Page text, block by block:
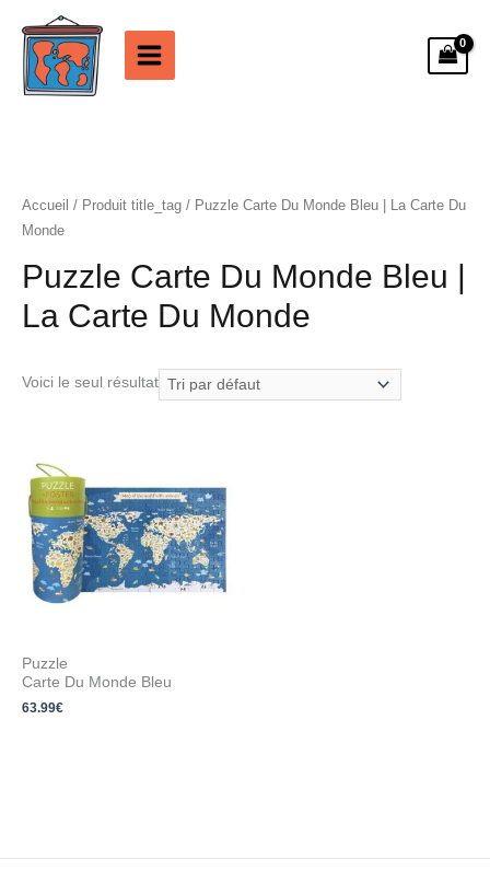
contenu
Accueil / Produit title_tag / Puzzle Carte Du Monde Bleu | La Carte Du
Monde
Puzzle Carte Du Monde Bleu |
La Carte Du Monde
Voici le seul résultat
Puzzle
Carte Du Monde Bleu
63.99€